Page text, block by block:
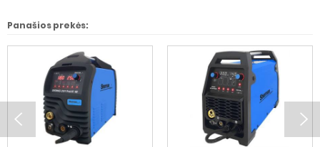
Panašios prekės: